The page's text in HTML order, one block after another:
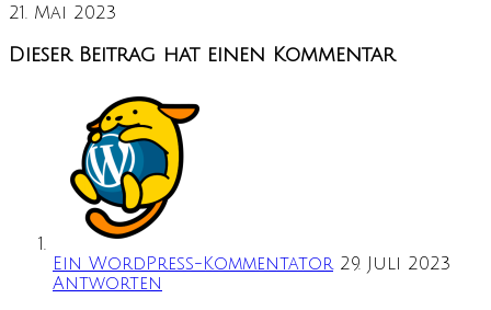
21. Mai 2023
Dieser Beitrag hat einen Kommentar
Ein WordPress-Kommentator 29. Juli 2023
Antworten